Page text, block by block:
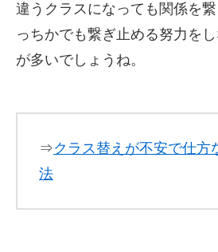
違うクラスになっても関係を
っちかでも繋ぎ止める努力を
が多いでしょうね。
⇒クラス替えが不安で仕方
法